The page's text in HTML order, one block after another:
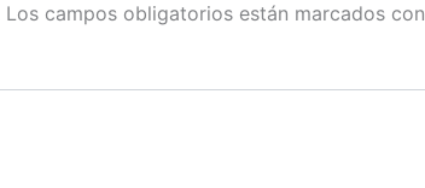
Los campos obligatorios están marcados con